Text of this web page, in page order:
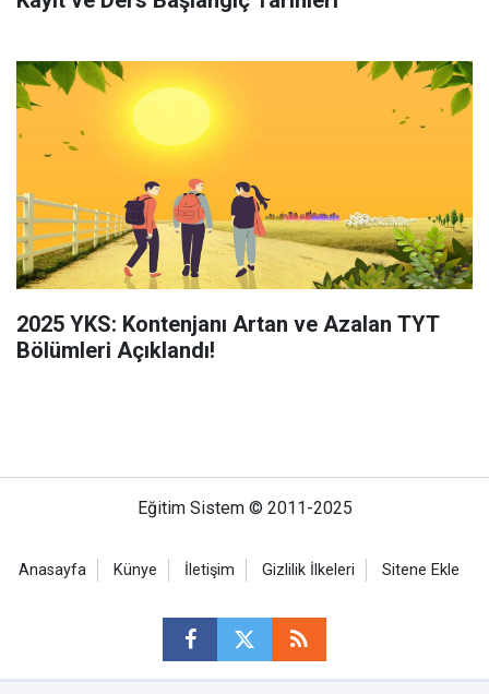
2025 YKS: Kontenjanı Artan ve Azalan TYT
Bölümleri Açıklandı!
Eğitim Sistem © 2011-2025
Anasayfa Künye İletişim Gizlilik İlkeleri Sitene Ekle